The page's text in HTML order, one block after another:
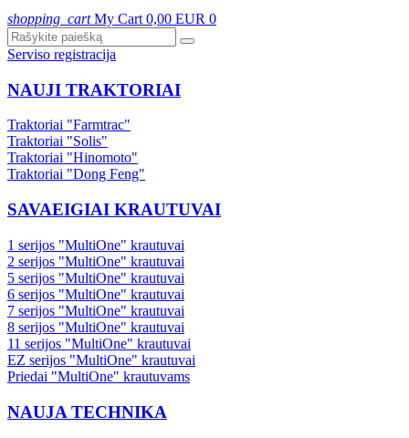
shopping_cart My Cart 0,00 EUR 0
Serviso registracija
NAUJI TRAKTORIAI
Traktoriai "Farmtrac"
Traktoriai "Solis"
Traktoriai "Hinomoto"
Traktoriai "Dong Feng"
SAVAEIGIAI KRAUTUVAI
1 serijos "MultiOne" krautuvai
2 serijos "MultiOne" krautuvai
5 serijos "MultiOne" krautuvai
6 serijos "MultiOne" krautuvai
7 serijos "MultiOne" krautuvai
8 serijos "MultiOne" krautuvai
11 serijos "MultiOne" krautuvai
EZ serijos "MultiOne" krautuvai
Priedai "MultiOne" krautuvams
NAUJA TECHNIKA